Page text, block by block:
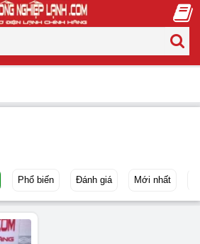
Phổ biến Đánh giá Mới nhất